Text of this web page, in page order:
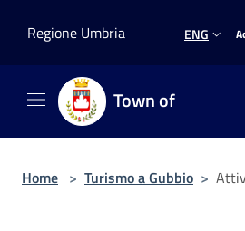
Regione Umbria
ENG
Town of
Home > Turismo a Gubbio >